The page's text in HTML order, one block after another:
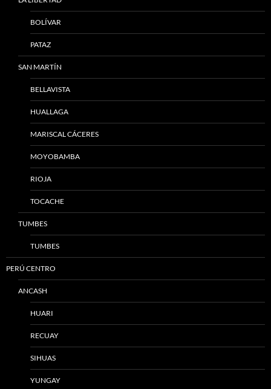
BOLÍVAR
PATAZ
SAN MARTÍN
BELLAVISTA
HUALLAGA
MARISCAL CÁCERES
MOYOBAMBA
RIOJA
TOCACHE
TUMBES
TUMBES
PERÚ CENTRO
ANCASH
HUARI
RECUAY
SIHUAS
YUNGAY